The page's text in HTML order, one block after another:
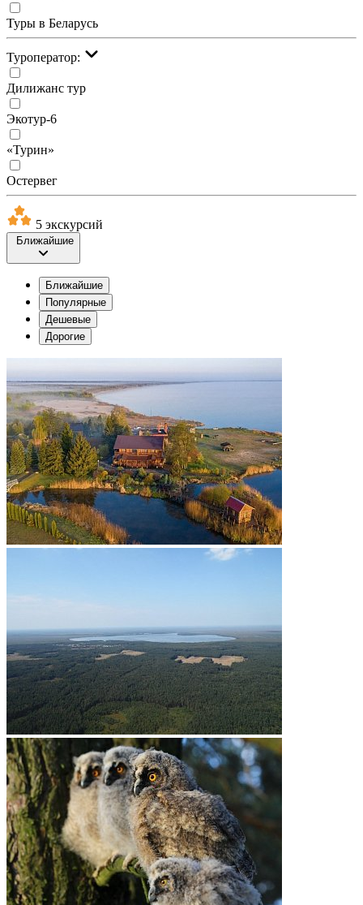
Туры в Беларусь
Туроператор:
Дилижанс тур
Экотур-6
«Турин»
Остервег
5 экскурсий
Ближайшие
Ближайшие
Популярные
Дешевые
Дорогие